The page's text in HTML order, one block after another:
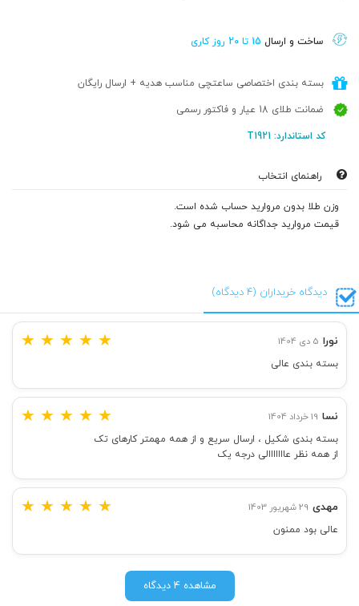
ساخت و ارسال 15 تا 20 روز کاری
بسته بندی اختصاصی ساعتچی مناسب هدیه + ارسال رایگان
ضمانت طلای 18 عیار و فاکتور رسمی
کد استاندارد: T1921
راهنمای انتخاب
وزن طلا بدون مروارید حساب شده است.
قیمت مروارید جداگانه محاسبه می شود.
دیدگاه خریداران (4 دیدگاه)
نورا 5 دی 1404 ★ ★ ★ ★ ★
بسته بندی عالی
نسا 19 خرداد 1404 ★ ★ ★ ★ ★
بسته بندی شکیل ، ارسال سریع و از همه مهمتر کارهای تک
از همه نظر عااااااالی درجه یک
مهدی 29 شهریور 1403 ★ ★ ★ ★ ★
عالی بود ممنون
مشاهده 4 دیدگاه